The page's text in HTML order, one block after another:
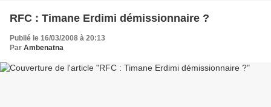
RFC : Timane Erdimi démissionnaire ?
Publié le 16/03/2008 à 20:13
Par Ambenatna